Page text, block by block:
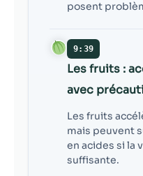
posent
9:39
Les fruits :
avec
Les fruits
mais peuvent
en acides si la
suffisante.